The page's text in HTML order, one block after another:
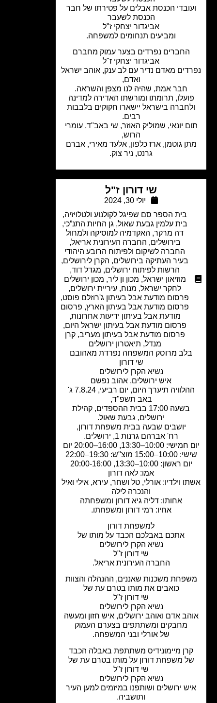
הכנסת אבלים על פטירתו של חבר
הכנסת לשעבר
אביגדור יצחקי ז"ל
ומביעים תנחומים למשפחה.
החברים נפרדים בצער עמוק מחברם
אביגדור יצחקי ז"ל
מאדם נדיר עם לב ענק, אוהב ישראל
חבר אמת, שהיה לנו מצפן והשראה.
תרומתו ומורשתו האדירה למדינה
בישראל יישארו חקוקים בלבבות
יונאי, שמוליק האוזר, שי באב"ד, עומרי
גוטמן, ארז כלפון, אלעד מאירי, אברם
גרנט, ניר צוק.
שי דורון ז"ל
בית הספר סם שפיגל לקולנוע ולטלויזיה,
בית עלמין גבעת שאול,גן החיות התנ”כי,
דה מרקר,האקדמיה למוסיקה ולמחול
בירושלים,החברה העירונית אריאל,
החברה לשיקום ולפיתוח הרובע היהודי
בעיר העתיקה בירושלים,הקרן לירושלים,
הרשות לפיתוח ירושלים ,מגדל דוד,
מוזיאון ישראל, מכון ון ליר,מכון ירושלים
לחקר ישראל, מנוח,עיריית ירושלים ,
פרסום מודעת אבל בעיתון ג'רוזלם פוסט,
פרסום מודעת אבל בעיתון הארץ,פרסום
מודעת אבל בעיתון ידיעות אחרונות,
פרסום מודעת אבל בעיתון ישראל היום,
פרסום מודעת אבל בעיתון מעריב, קרן
תיאטרון ירושלים
מרוסק המשפחה נפרדת מאהובם
נשיא הקרן לירושלים
איש ירושלים, אהוב נפשם
ההלוויה תיערך היום, יום רביעי, 7.8.24 ג'
באב תשפ"ד,
בשעה 17:00 בבית ההספדים, קהילת
ירושלים, גבעת שאול.
יושבים שבעה בבית משפחת דורון,
רח' אברהם גרנות 1, ירושלים.
יום חמישי: 10:00–13:30, 16:00–20:00 יום
יום ראשון: 10:00–13:30, 20:00-16:00
אמו: לאה דורון
וילדיו: אורלי, טל ושחר, עירא, אילי ואיל
והנכרה לילה
אחותו: דליה גיא דורון ומשפחתה
אחיו: רמי דורון ומשפחתו.
למשפחת דורון
אתכם באבלכם הכבד על מותו של
נשיא הקרן לירושלים
שי דורון ז"ל
החברה העירונית אריאל.
משכנות שאננים, ההנהלה והצוות
כואבים את מותו בטרם עת של
שי דורון ז"ל
נשיא הקרן לירושלים
אדם ואוהב ירושלים, איש חזון ומעשה
מחבקים ומשתתפים בצערם העמוק
של אורלי ובני המשפחה.
מיימונידיס משתתפת באבלה הכבד
משפחת דורון על מותו בטרם עת של
שי דורון ז"ל
נשיא הקרן לירושלים
ירושלים ושותפנו במיזמים למען העיר
ותושביה.